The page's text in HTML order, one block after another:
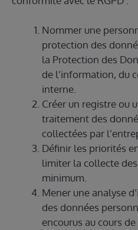
Nommer une
protection des
la Protection des
de l’information, du
interne.
Créer un registre ou
traitement des
collectées par
Définir les priorités
limiter la collecte
minimum.
Mener une analyse
des données
encourus au cours